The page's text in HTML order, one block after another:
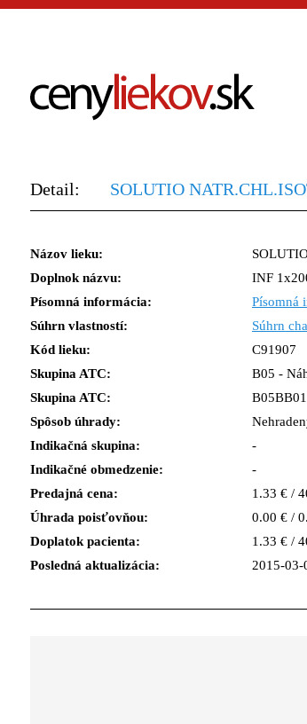
Detail: SOLUTIO
Názov lieku:
Doplnok názvu:
INF
Písomná informácia:
Písomná
Súhrn vlastností:
Súhrn
Kód lieku:
C91907
Skupina ATC:
B05 -
Skupina ATC:
Spôsob úhrady:
Indikačná skupina:
-
Indikačné obmedzenie:
-
Predajná cena:
1.33 € /
Úhrada poisťovňou:
0.00 € /
Doplatok pacienta:
1.33 € /
Posledná aktualizácia:
2015-03-